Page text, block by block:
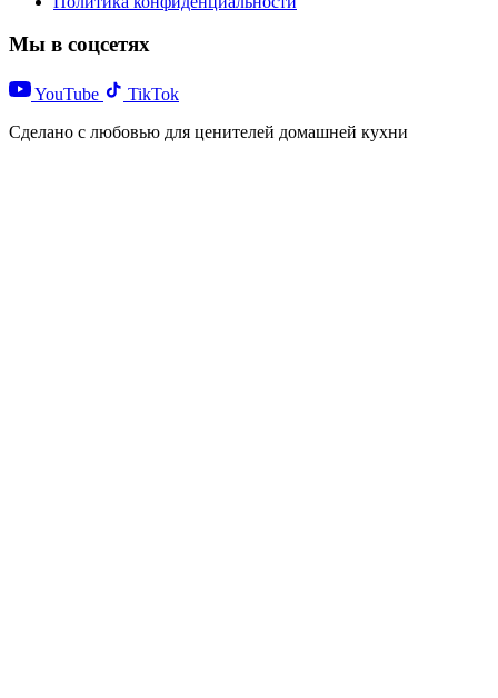
Мы в соцсетях
YouTube
TikTok
Сделано с любовью для ценителей домашней кухни